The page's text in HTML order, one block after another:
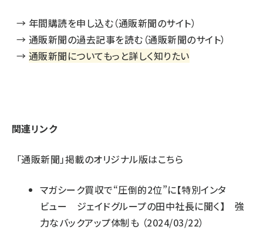
→ 年間購読を申し込む（通販新聞のサイト）
→ 通販新聞の過去記事を読む（通販新聞のサイト）
→ 通販新聞についてもっと詳しく知りたい
関連リンク
「通販新聞」掲載のオリジナル版はこちら
マガシーク買収で“圧倒的2位”に【特別インタ
ビュー ジェイドグループの田中社長に聞く】 強
力なバックアップ体制も （2024/03/22）